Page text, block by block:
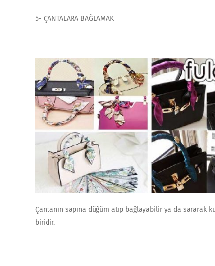
5- ÇANTALARA BAĞLAMAK
Çantanın sapına düğüm atıp bağlayabilir ya da
biridir.